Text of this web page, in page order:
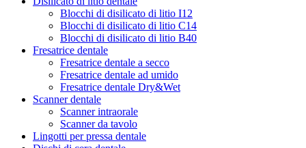
Blocchi di disilicato di litio I12
Blocchi di disilicato di litio C14
Blocchi di disilicato di litio B40
Fresatrice dentale
Fresatrice dentale a secco
Fresatrice dentale ad umido
Fresatrice dentale Dry&Wet
Scanner dentale
Scanner intraorale
Scanner da tavolo
Lingotti per pressa dentale